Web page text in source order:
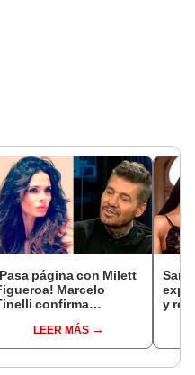
página con Milett
Marcelo
confirma
Almeyda: “Es una mujer
que me hace
LEER MÁS
y